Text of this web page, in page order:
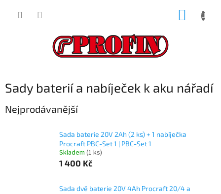
Sady baterií a nabíječek k aku nářadí
Nejprodávanější
Sada baterie 20V 2Ah (2 ks) + 1 nabíječka
Procraft PBC-Set 1 | PBC-Set 1
Skladem (1 ks)
1 400 Kč
Sada dvě baterie 20V 4Ah Procraft 20/4 a